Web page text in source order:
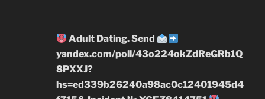
Adult Dating. Send
yandex.com/poll/43o224okZdReGRb1Q
8PXXJ?
hs=ed339b26240a98ac0c12401945d4